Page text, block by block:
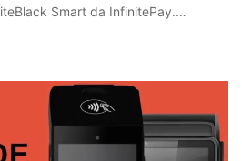
Smart da InfinitePay.…